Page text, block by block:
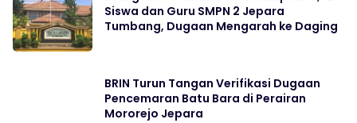
Siswa dan Guru SMPN 2 Jepara
Tumbang, Dugaan Mengarah ke Daging
BRIN Turun Tangan Verifikasi Dugaan
Pencemaran Batu Bara di Perairan
Mororejo Jepara